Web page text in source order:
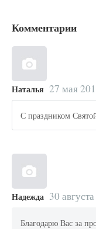
Комментарии
Наталья 27 мая
С праздником
Надежда 30
Благодарю Вас за